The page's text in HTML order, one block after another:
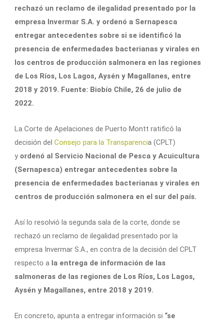
rechazó un reclamo de ilegalidad presentado por la
empresa Invermar S.A. y ordenó a Sernapesca
entregar antecedentes sobre si se identificó la
presencia de enfermedades bacterianas y virales en
los centros de producción salmonera en las regiones
de Los Ríos, Los Lagos, Aysén y Magallanes, entre
2018 y 2019. Fuente: Biobío Chile, 26 de julio de
2022.
La Corte de Apelaciones de Puerto Montt ratificó la
decisión del Consejo para la Transparencia (CPLT)
y ordenó al Servicio Nacional de Pesca y Acuicultura
(Sernapesca) entregar antecedentes sobre la
presencia de enfermedades bacterianas y virales en
centros de producción salmonera en el sur del país.
Así lo resolvió la segunda sala de la corte, donde se
rechazó un reclamo de ilegalidad presentado por la
empresa Invermar S.A., en contra de la decisión del CPLT
respecto a la entrega de información de las
salmoneras de las regiones de Los Ríos, Los Lagos,
Aysén y Magallanes, entre 2018 y 2019.
En concreto, apunta a entregar información si “se